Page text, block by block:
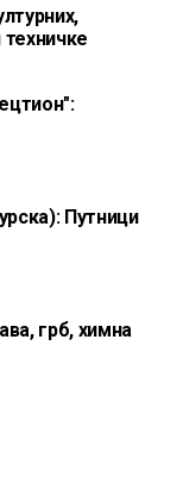
Путници
грб, химна